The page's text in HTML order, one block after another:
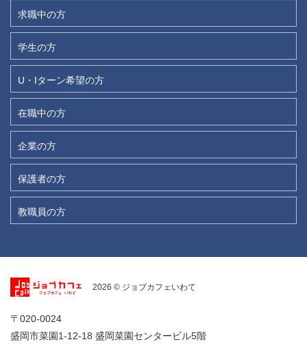
求職中の方
学生の方
U・Iターン希望の方
在職中の方
企業の方
保護者の方
教職員の方
2026 © ジョブカフェいわて
〒020-0024
盛岡市菜園1-12-18 盛岡菜園センタービル5階